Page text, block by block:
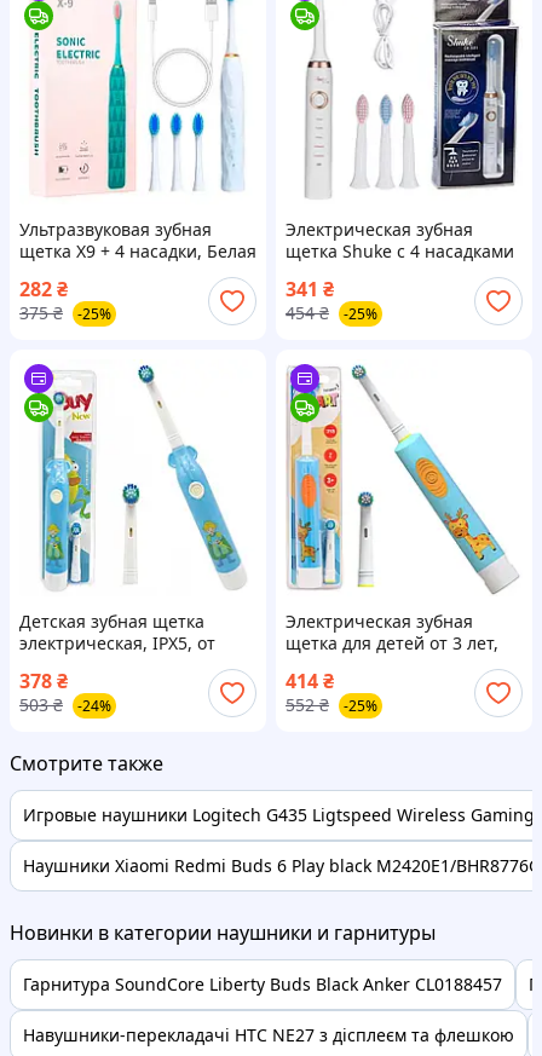
Ультразвуковая зубная
щетка X9 + 4 насадки, Белая
щетка / Электрощетка
зубная
282₴
375 ₴ -25%
Электрическая зубная
щетка Shuke с 4 насадками
щетка / Ультразвуковая
электрощетка
341 ₴
454 ₴ -25%
Детская зубная щетка
электрическая, IPX5, от
батареек, HL188, Голубой /
Зубная щетка для детей /
Щетка с сменной насадкой
378₴
503 ₴ -24%
Электрическая зубная
щетка для детей от 3 лет,
IPX5, таймер 2мин HL-198K,
Голубой / Детская зубная
щетка / Щетка с сменной
414₴
552 ₴ -25%
Смотрите также
Игровые наушники Logitech G435 Ligtspeed Wireless Gaming
Наушники Xiaomi Redmi Buds 6 Play black M2420E1/
Новинки в категории наушники и гарнитуры
Гарнитура SoundСore Liberty Buds Black Anker CL0188457
Навушники-перекладачі HTC NE27 з дісплеєм та флешкою